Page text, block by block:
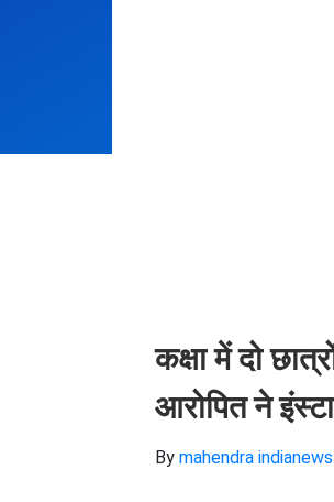
कक्षा में दो
आरोपित ने
By mahendra indianews